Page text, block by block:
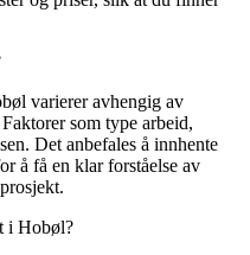
varierer avhengig av
som type arbeid,
Det anbefales å innhente
å få en klar forståelse av
i Hobøl?